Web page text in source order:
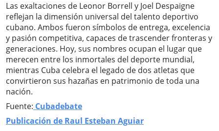
Las exaltaciones de Leonor Borrell y Joel Despaigne
reflejan la dimensión universal del talento deportivo
cubano. Ambos fueron símbolos de entrega, excelencia
y pasión competitiva, capaces de trascender fronteras y
generaciones. Hoy, sus nombres ocupan el lugar que
merecen entre los inmortales del deporte mundial,
mientras Cuba celebra el legado de dos atletas que
convirtieron sus hazañas en patrimonio de toda una
nación.
Fuente: Cubadebate
Publicación de Raul Esteban Aguiar